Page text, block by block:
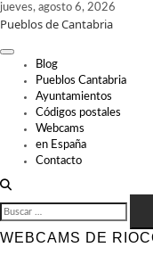
Skip
to
jueves, agosto 6, 2026
Pueblos de Cantabria
Blog
Pueblos Cantabria
Ayuntamientos
Códigos postales
Webcams
en España
Contacto
BUSCAR:
WEBCAMS DE